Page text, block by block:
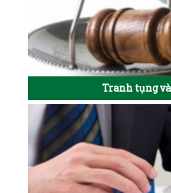
Tranh tụng